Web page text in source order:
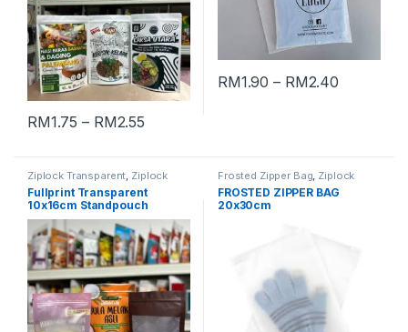
RM1.75 – RM2.55
RM1.90 – RM2.40
Ziplock Transparent, Ziplock
Product Packaging
Fullprint Transparent
10x16cm Standpouch
Ziplock
Frosted Zipper Bag, Ziplock
Product Packaging
FROSTED ZIPPER BAG
20x30cm